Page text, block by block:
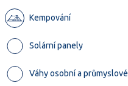
Kempování
Solární panely
Váhy osobní a průmyslové